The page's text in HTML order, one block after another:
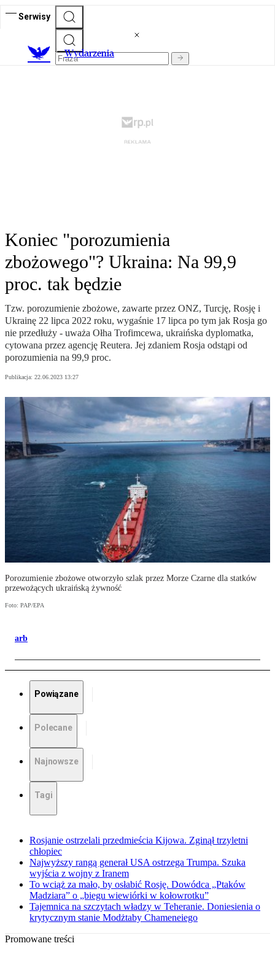
Serwisy
Wydarzenia
Koniec "porozumienia
zbożowego"? Ukraina: Na 99,9
proc. tak będzie
Tzw. porozumienie zbożowe, zawarte przez ONZ, Turcję, Rosję i
Ukrainę 22 lipca 2022 roku, wygaśnie 17 lipca po tym jak Rosja go
nie przedłuży - uważa Ołha Trofimcewa, ukraińska dyplomatka,
cytowana przez agencję Reutera. Jej zdaniem Rosja odstąpi od
porozumienia na 99,9 proc.
Publikacja: 22.06.2023 13:27
Porozumienie zbożowe otworzyło szlak przez Morze Czarne dla statków
przewożących ukraińską żywność
Foto: PAP/EPA
arb
Powiązane
Polecane
Najnowsze
Tagi
Rosjanie ostrzelali przedmieścia Kijowa. Zginął trzyletni
chłopiec
Najwyższy rangą generał USA ostrzega Trumpa. Szuka
wyjścia z wojny z Iranem
To wciąż za mało, by osłabić Rosję. Dowódca „Ptaków
Madziara” o „biegu wiewiórki w kołowrotku”
Tajemnica na szczytach władzy w Teheranie. Doniesienia o
krytycznym stanie Modżtaby Chameneiego
Promowane treści